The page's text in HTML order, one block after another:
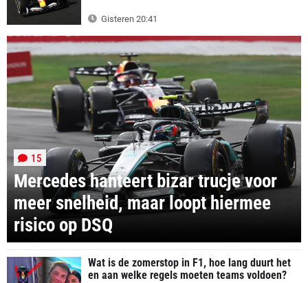
Gisteren 20:41
Mercedes hanteert bizar trucje voor
meer snelheid, maar loopt hiermee
risico op DSQ
15
Wat is de zomerstop in F1, hoe lang duurt het
en aan welke regels moeten teams voldoen?